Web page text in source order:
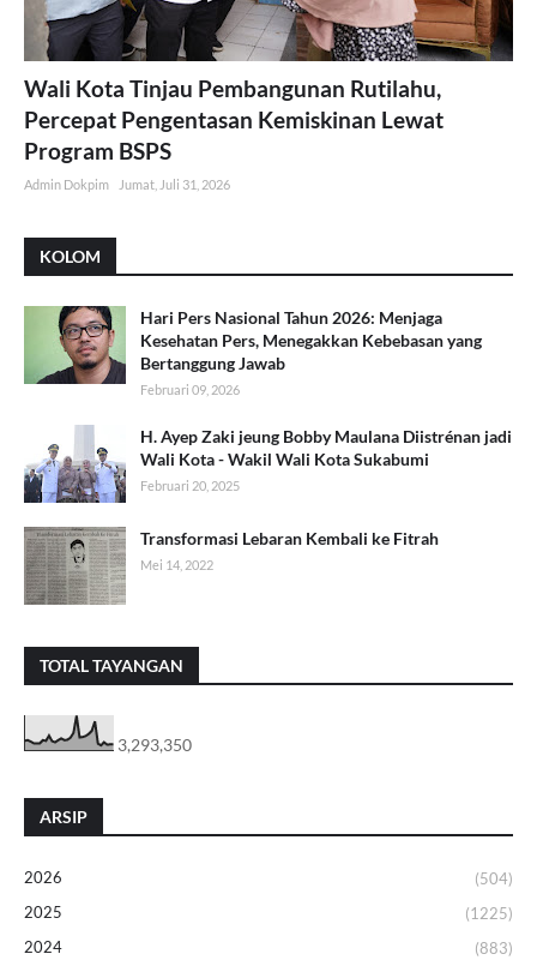
Wali Kota Tinjau Pembangunan Rutilahu,
Percepat Pengentasan Kemiskinan Lewat
Program BSPS
Admin Dokpim Jumat, Juli 31, 2026
KOLOM
Hari Pers Nasional Tahun 2026: Menjaga
Kesehatan Pers, Menegakkan Kebebasan yang
Bertanggung Jawab
Februari 09, 2026
H. Ayep Zaki jeung Bobby Maulana Diistrénan jadi
Wali Kota - Wakil Wali Kota Sukabumi
Februari 20, 2025
Transformasi Lebaran Kembali ke Fitrah
Mei 14, 2022
TOTAL TAYANGAN
3,293,350
ARSIP
2026
(504)
2025
(1225)
2024
(883)